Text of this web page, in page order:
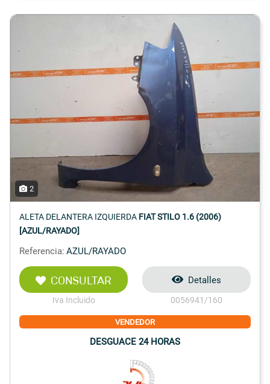
2
ALETA DELANTERA IZQUIERDA FIAT STILO 1.6 (2006)
[AZUL/RAYADO]
Referencia: AZUL/RAYADO
CONSULTAR
Iva Incluido
Detalles
0056941/160
VENDEDOR
DESGUACE 24 HORAS